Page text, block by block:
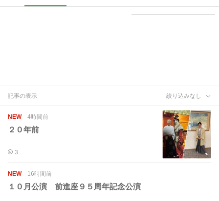
記事の表示 絞り込みなし
NEW 4時間前
２０年前
3
NEW 16時間前
１０月公演 前進座９５周年記念公演